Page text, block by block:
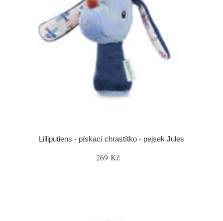
Lilliputiens - pískací chrastítko - pejsek Jules
269 Kč